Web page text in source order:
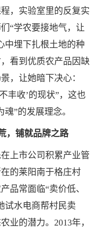
，实验室里的反复实
“学农要接地气，让
中埋下扎根土地的种
看到优质农产品因缺
，让她暗下决心：
丰收’的现状”，这也
”的发展理念。
，铺就品牌之路
上市公司积累产业管
的莱阳南于格庄村
常面临“卖价低、
试水电商帮村民卖
业的潜力。2013年，